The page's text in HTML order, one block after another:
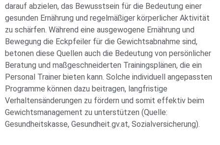
darauf abzielen, das Bewusstsein für die Bedeutung einer
gesunden Ernährung und regelmäßiger körperlicher Aktivität
zu schärfen. Während eine ausgewogene Ernährung und
Bewegung die Eckpfeiler für die Gewichtsabnahme sind,
betonen diese Quellen auch die Bedeutung von persönlicher
Beratung und maßgeschneiderten Trainingsplänen, die ein
Personal Trainer bieten kann. Solche individuell angepassten
Programme können dazu beitragen, langfristige
Verhaltensänderungen zu fördern und somit effektiv beim
Gewichtsmanagement zu unterstützen (Quelle:
Gesundheitskasse, Gesundheit.gv.at, Sozialversicherung).